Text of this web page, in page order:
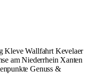
Kleve Wallfahrt Kevelaer
am Niederrhein Xanten
Genuss &